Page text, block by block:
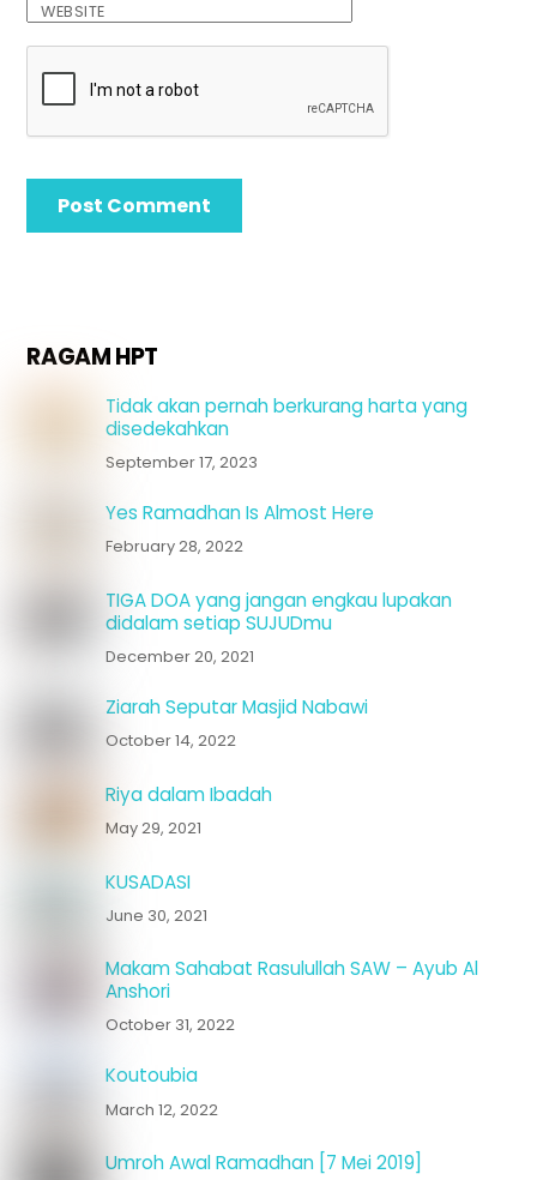
WEBSITE
RAGAM HPT
Tidak akan pernah berkurang harta yang
disedekahkan
September 17, 2023
Yes Ramadhan Is Almost Here
February 28, 2022
TIGA DOA yang jangan engkau lupakan
didalam setiap SUJUDmu
December 20, 2021
Ziarah Seputar Masjid Nabawi
October 14, 2022
Riya dalam Ibadah
May 29, 2021
KUSADASI
June 30, 2021
Makam Sahabat Rasulullah SAW – Ayub Al
Anshori
October 31, 2022
Koutoubia
March 12, 2022
Umroh Awal Ramadhan [7 Mei 2019]